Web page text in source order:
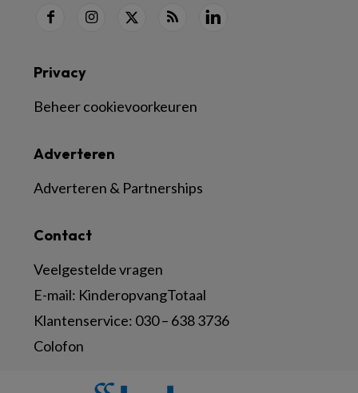
Contact
Veelgestelde vragen
E-mail: KinderopvangTotaal
Klantenservice: 030 – 638 3736
Colofon
Adverteren
Adverteren & Partnerships
Privacy
Beheer cookievoorkeuren